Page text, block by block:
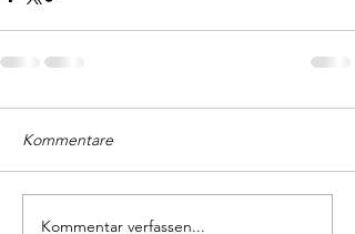
Kommentare
Kommentar verfassen...